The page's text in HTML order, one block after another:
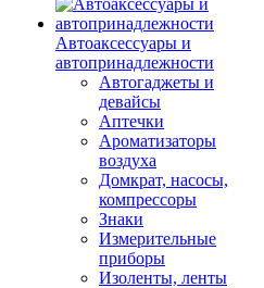
Автоаксессуары и
автопринадлежности
Автогаджеты и
девайсы
Аптечки
Ароматизаторы
воздуха
Домкрат, насосы,
компрессоры
Знаки
Измерительные
приборы
Изоленты, ленты